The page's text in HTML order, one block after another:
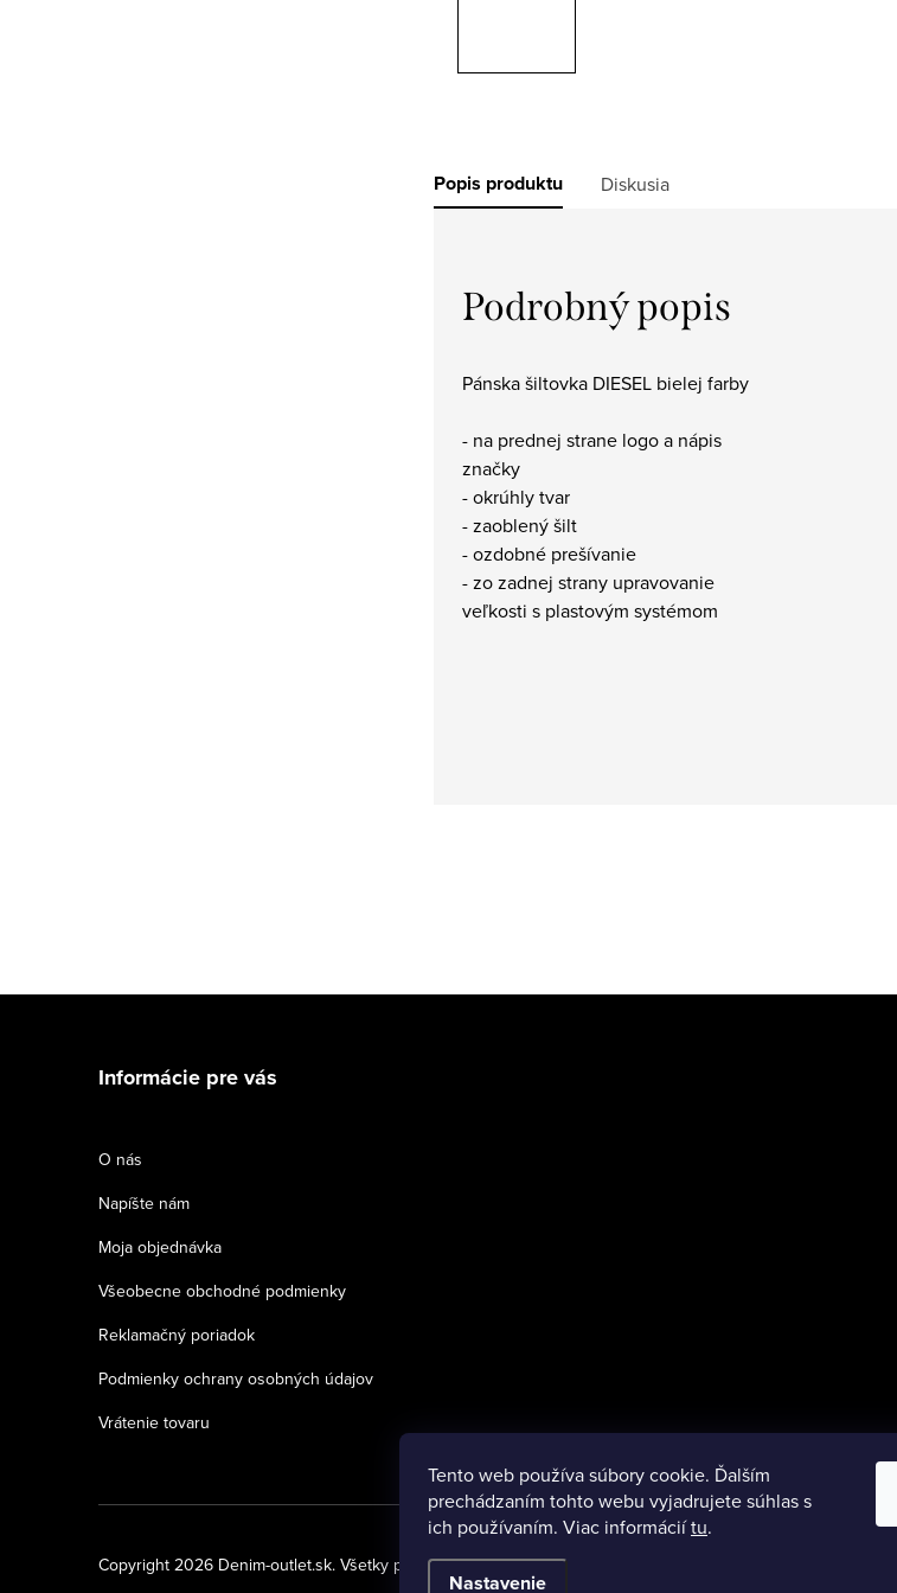
Tento web používa súbory cookie. Ďalším
prechádzaním tohto webu vyjadrujete súhlas s
ich používaním. Viac informáciítu.
Nastavenie
Popis produktu Diskusia
Podrobný popis
Pánska šiltovka DIESEL bielej farby
- na prednej strane logo a nápis
značky
- okrúhly tvar
- zaoblený šilt
- ozdobné prešívanie
- zo zadnej strany upravovanie
veľkosti s plastovým systémom
Informácie pre vás
O nás
Napíšte nám
Moja objednávka
Všeobecne obchodné podmienky
Reklamačný poriadok
Podmienky ochrany osobných údajov
Vrátenie tovaru
Copyright 2026 Denim-outlet.sk. Všetky práva vyhradené.